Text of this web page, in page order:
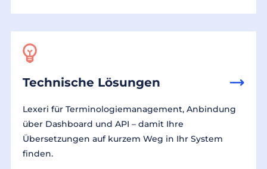
Technische Lösungen
Lexeri für Terminologiemanagement, Anbindung
über Dashboard und API – damit Ihre
Übersetzungen auf kurzem Weg in Ihr System
finden.